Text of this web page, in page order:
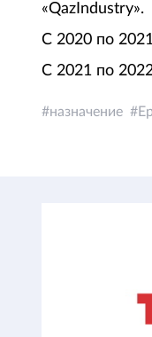
«QazIndustry».
С 2020 по
С 2021 по
назначение